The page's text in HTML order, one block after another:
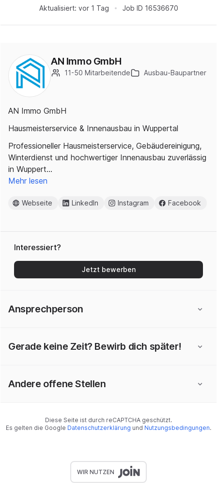
Aktualisiert: vor 1 Tag Job ID 16536670
AN Immo GmbH
11-50 Mitarbeitende Ausbau-Baupartner
AN Immo GmbH
Hausmeisterservice & Innenausbau in Wuppertal
Professioneller Hausmeisterservice, Gebäudereinigung,
Winterdienst und hochwertiger Innenausbau zuverlässig
in Wuppert…
Mehr lesen
Webseite LinkedIn Instagram Facebook
Interessiert?
Jetzt bewerben
Ansprechperson
Gerade keine Zeit? Bewirb dich später!
Andere offene Stellen
Diese Seite ist durch reCAPTCHA geschützt.
Es gelten die Google Datenschutzerklärung und Nutzungsbedingungen.
WIR NUTZEN